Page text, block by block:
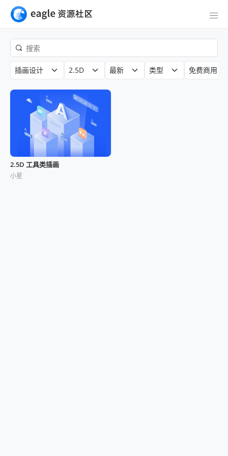
插画设计 2.5D 最新 类型 免费商用
2.5D 工具类插画
小星